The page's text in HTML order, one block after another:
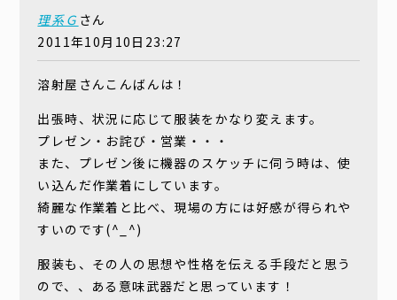
理系Ｇ さん
2011年10月10日23:27
溶射屋さんこんばんは！
出張時、状況に応じて服装をかなり変えます。
プレゼン・お詫び・営業・・・
また、プレゼン後に機器のスケッチに伺う時は、使
い込んだ作業着にしています。
綺麗な作業着と比べ、現場の方には好感が得られや
すいのです(^_^)
服装も、その人の思想や性格を伝える手段だと思う
ので、、ある意味武器だと思っています！